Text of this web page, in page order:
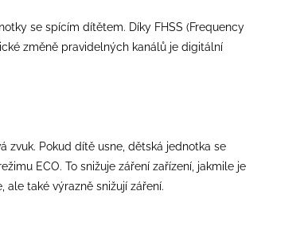
se spícím dítětem. Díky FHSS (Frequency
změně pravidelných kanálů je digitální
zvuk. Pokud dítě usne, dětská jednotka se
ECO. To snižuje záření zařízení, jakmile je
také výrazně snižují záření.